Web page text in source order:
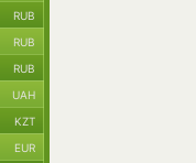
RUB
RUB
RUB
UAH
KZT
EUR